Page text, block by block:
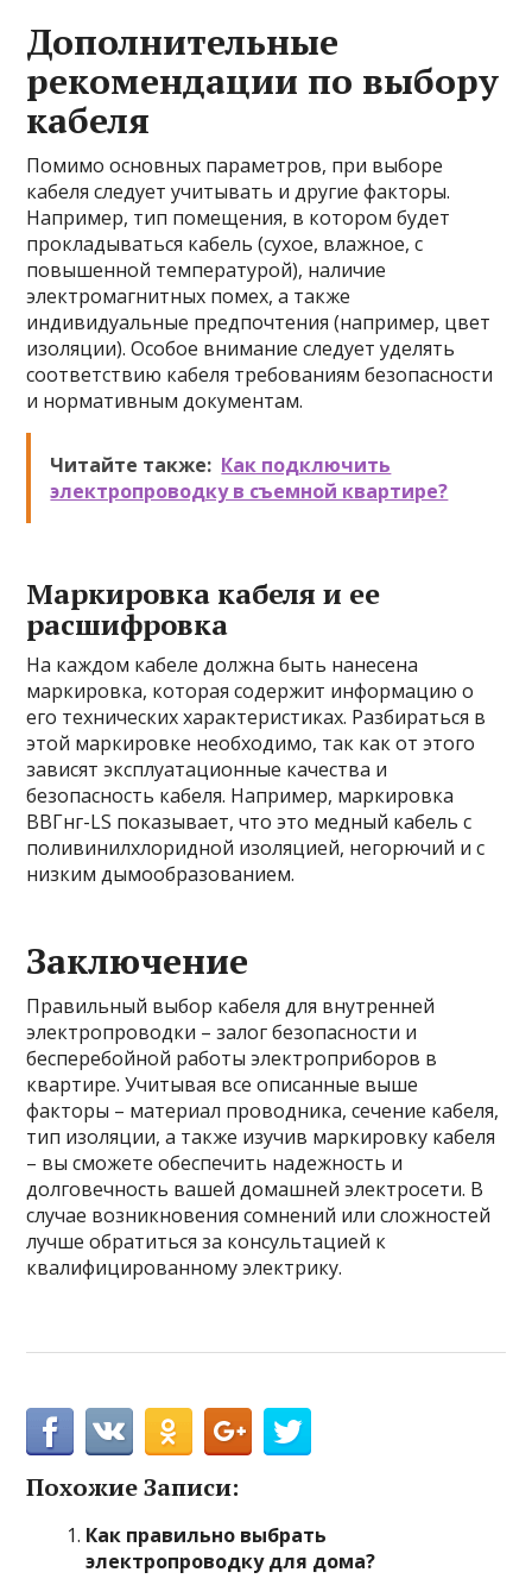
Дополнительные
рекомендации по выбору
кабеля
Помимо основных параметров, при выборе
кабеля следует учитывать и другие факторы.
Например, тип помещения, в котором будет
прокладываться кабель (сухое, влажное, с
повышенной температурой), наличие
электромагнитных помех, а также
индивидуальные предпочтения (например, цвет
изоляции). Особое внимание следует уделять
соответствию кабеля требованиям безопасности
и нормативным документам.
Читайте также: Как подключить
электропроводку в съемной квартире?
Маркировка кабеля и ее
расшифровка
На каждом кабеле должна быть нанесена
маркировка, которая содержит информацию о
его технических характеристиках. Разбираться в
этой маркировке необходимо, так как от этого
зависят эксплуатационные качества и
безопасность кабеля. Например, маркировка
ВВГнг-LS показывает, что это медный кабель с
поливинилхлоридной изоляцией, негорючий и с
низким дымообразованием.
Заключение
Правильный выбор кабеля для внутренней
электропроводки – залог безопасности и
бесперебойной работы электроприборов в
квартире. Учитывая все описанные выше
факторы – материал проводника, сечение кабеля,
тип изоляции, а также изучив маркировку кабеля
– вы сможете обеспечить надежность и
долговечность вашей домашней электросети. В
случае возникновения сомнений или сложностей
лучше обратиться за консультацией к
квалифицированному электрику.
Похожие Записи:
Как правильно выбрать
электропроводку для дома?